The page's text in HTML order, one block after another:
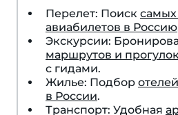
Перелет: Поиск
авиабилетов в Россию
Экскурсии:
маршрутов и
с гидами.
Жилье: Подбор
в России.
Транспорт: Удобная